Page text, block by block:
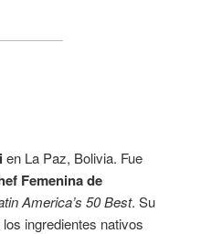
en La Paz, Bolivia. Fue
Femenina de
America’s 50 Best. Su
ingredientes nativos